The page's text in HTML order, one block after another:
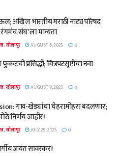
अखिल भारतीय मराठी नाट्य परिषद
संघ’ ला मान्यता
सोलापूर AUGUST 8, 2025 0
प्रसिद्धी; चित्रपटसृष्टीचा नवा
सोलापूर AUGUST 8, 2025 0
गाव-खेड्यांचा चेहरामोहरा बदलणार;
निर्णय जाहीर!
सोलापूर JULY 29, 2025 0
जयंत सावरकर!